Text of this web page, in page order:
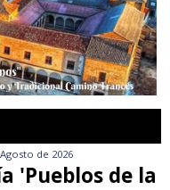
de 2026
'Pueblos de la